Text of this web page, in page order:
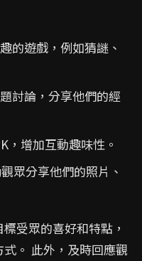
的遊戲，例如猜謎、
討論，分享他們的經
，增加互動趣味性。
眾分享他們的照片、
受眾的喜好和特點，
。 此外，及時回應觀